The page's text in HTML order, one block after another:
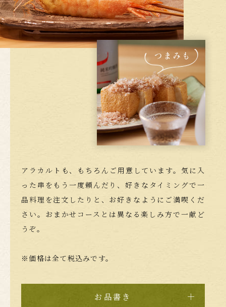
アラカルトも、もちろんご用意しています。 気に入
った串をもう一度頼んだり、好きなタイミングで一
品料理を注文したりと、お好きなようにご満喫くだ
さい。 おまかせコースとは異なる楽しみ方で一献ど
うぞ。
※価格は全て税込みです。
お品書き